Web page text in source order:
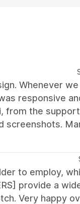
Whenever we
responsive
from the
screenshots.
to employ,
provide a
Very happy